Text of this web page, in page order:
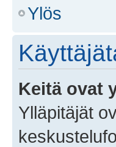
Ylös
Keitä ovat
Ylläpitäjät